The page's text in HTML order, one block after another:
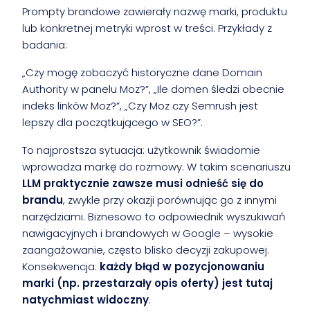
Prompty brandowe zawierały nazwę marki, produktu
lub konkretnej metryki wprost w treści. Przykłady z
badania:
„Czy mogę zobaczyć historyczne dane Domain
Authority w panelu Moz?”, „Ile domen śledzi obecnie
indeks linków Moz?”, „Czy Moz czy Semrush jest
lepszy dla początkującego w SEO?”.
To najprostsza sytuacja: użytkownik świadomie
wprowadza markę do rozmowy. W takim scenariuszu
LLM praktycznie zawsze musi odnieść się do
brandu, zwykle przy okazji porównując go z innymi
narzędziami. Biznesowo to odpowiednik wyszukiwań
nawigacyjnych i brandowych w Google – wysokie
zaangażowanie, często blisko decyzji zakupowej.
Konsekwencja: każdy błąd w pozycjonowaniu
marki (np. przestarzały opis oferty) jest tutaj
natychmiast widoczny.